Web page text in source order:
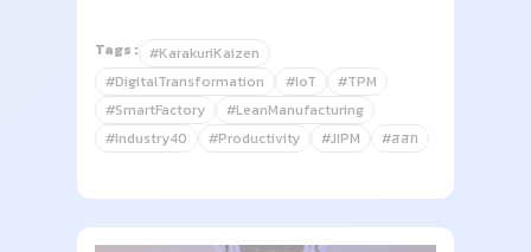
Tags : #KarakuriKaizen
#DigitalTransformation
#IoT
#TPM
#SmartFactory
#LeanManufacturing
#Industry40
#Productivity #JIPM #สสท